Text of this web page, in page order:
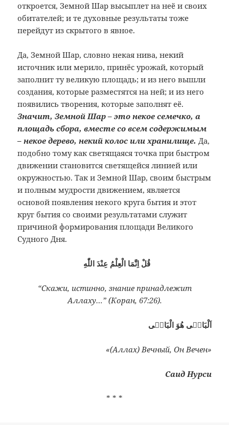
откроется, Земной Шар высыплет на неё и своих
обитателей; и те духовные результаты тоже
перейдут из скрытого в явное.
Да, Земной Шар, словно некая нива, некий
источник или мерило, принёс урожай, который
заполнит ту великую площадь; и из него вышли
создания, которые разместятся на ней; и из него
появились творения, которые заполнят её.
Значит, Земной Шар – это некое семечко, а
площадь сбора, вместе со всем содержимым
– некое дерево, некий колос или хранилище. Да,
подобно тому как светящаяся точка при быстром
движении становится светящейся линией или
окружностью. Так и Земной Шар, своим быстрым
и полным мудрости движением, является
основой появления некого круга бытия и этот
круг бытия со своими результатами служит
причиной формирования площади Великого
Судного Дня.
قُلْ اِنَّمَا الْعِلْمُ عِنْدَ اللّٰهِ
“Скажи, истинно, знание принадлежит
Аллаху…” (Коран, 67:26).
اَلْبَاقٖى هُوَ الْبَاقٖى
«(Аллах) Вечный, Он Вечен»
Саид Нурси
* * *